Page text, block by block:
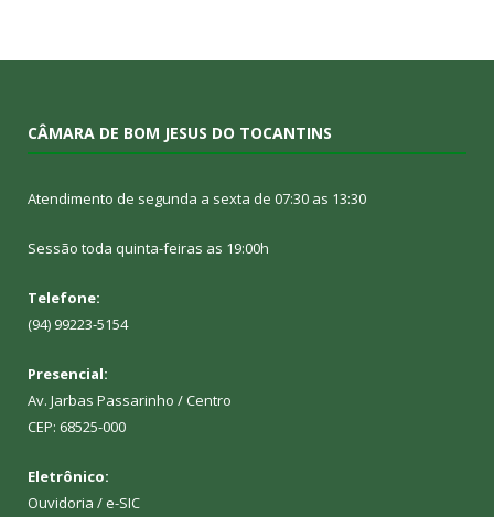
CÂMARA DE BOM JESUS DO TOCANTINS
Atendimento de segunda a sexta de 07:30 as 13:30
Sessão toda quinta-feiras as 19:00h
Telefone:
(94) 99223-5154
Presencial:
Av. Jarbas Passarinho / Centro
CEP: 68525-000
Eletrônico:
Ouvidoria / e-SIC